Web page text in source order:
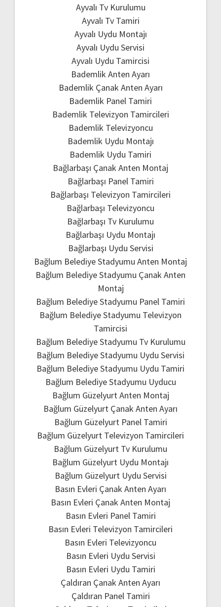
Ayvalı Tv Kurulumu
Ayvalı Tv Tamiri
Ayvalı Uydu Montajı
Ayvalı Uydu Servisi
Ayvalı Uydu Tamircisi
Bademlik Anten Ayarı
Bademlik Çanak Anten Ayarı
Bademlik Panel Tamiri
Bademlik Televizyon Tamircileri
Bademlik Televizyoncu
Bademlik Uydu Montajı
Bademlik Uydu Tamiri
Bağlarbaşı Çanak Anten Montaj
Bağlarbaşı Panel Tamiri
Bağlarbaşı Televizyon Tamircileri
Bağlarbaşı Televizyoncu
Bağlarbaşı Tv Kurulumu
Bağlarbaşı Uydu Montajı
Bağlarbaşı Uydu Servisi
Bağlum Belediye Stadyumu Anten Montaj
Bağlum Belediye Stadyumu Çanak Anten
Montaj
Bağlum Belediye Stadyumu Panel Tamiri
Bağlum Belediye Stadyumu Televizyon
Tamircisi
Bağlum Belediye Stadyumu Tv Kurulumu
Bağlum Belediye Stadyumu Uydu Servisi
Bağlum Belediye Stadyumu Uydu Tamiri
Bağlum Belediye Stadyumu Uyducu
Bağlum Güzelyurt Anten Montaj
Bağlum Güzelyurt Çanak Anten Ayarı
Bağlum Güzelyurt Panel Tamiri
Bağlum Güzelyurt Televizyon Tamircileri
Bağlum Güzelyurt Tv Kurulumu
Bağlum Güzelyurt Uydu Montajı
Bağlum Güzelyurt Uydu Servisi
Basın Evleri Çanak Anten Ayarı
Basın Evleri Çanak Anten Montaj
Basın Evleri Panel Tamiri
Basın Evleri Televizyon Tamircileri
Basın Evleri Televizyoncu
Basın Evleri Uydu Servisi
Basın Evleri Uydu Tamiri
Çaldıran Çanak Anten Ayarı
Çaldıran Panel Tamiri